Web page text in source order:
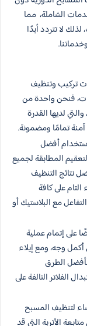
الشاملة، مما
لا تتردد أبدًا
تركيب وتنظيف
فنحن واحدة من
لديها القدرة
آمنة تمامًا ومضمونة.
أفضل
المطابقة لجميع
نتائج التنظيف
على كافة
مع البلاستيك أو
على إتمام عملية
وجه، ومع إيلاء
الطرق
الفلاتر التالفة على
لتنظيف المسبح
الأتربة التي قد